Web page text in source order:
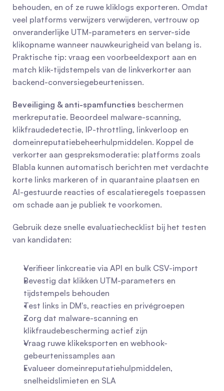
behouden, en of ze ruwe kliklogs exporteren. Omdat
veel platforms verwijzers verwijderen, vertrouw op
onveranderlijke UTM-parameters en server-side
klikopname wanneer nauwkeurigheid van belang is.
Praktische tip: vraag een voorbeeldexport aan en
match klik-tijdstempels van de linkverkorter aan
backend-conversiegebeurtenissen.
Beveiliging & anti-spamfuncties beschermen
merkreputatie. Beoordeel malware-scanning,
klikfraudedetectie, IP-throttling, linkverloop en
domeinreputatiebeheerhulpmiddelen. Koppel de
verkorter aan gespreksmoderatie: platforms zoals
Blabla kunnen automatisch berichten met verdachte
korte links markeren of in quarantaine plaatsen en
AI-gestuurde reacties of escalatieregels toepassen
om schade aan je publiek te voorkomen.
Gebruik deze snelle evaluatiechecklist bij het testen
van kandidaten:
Verifieer linkcreatie via API en bulk CSV-import
Bevestig dat klikken UTM-parameters en
tijdstempels behouden
Test links in DM's, reacties en privégroepen
Zorg dat malware-scanning en
klikfraudebescherming actief zijn
Vraag ruwe klikeksporten en webhook-
gebeurtenissamples aan
Evalueer domeinreputatiehulpmiddelen,
snelheidslimieten en SLA